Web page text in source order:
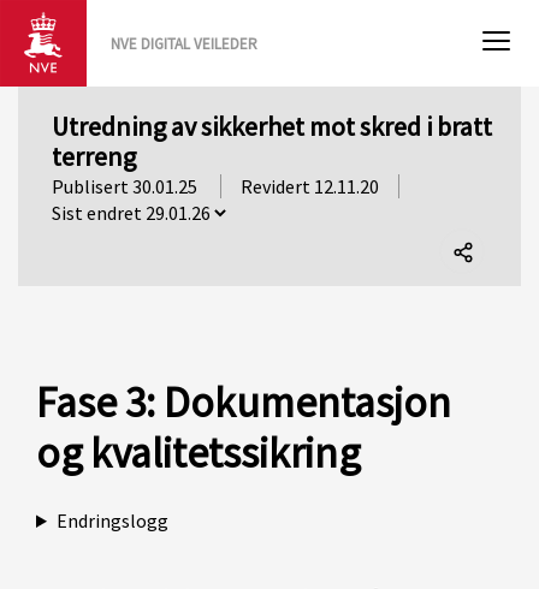
NVE DIGITAL VEILEDER
Utredning av sikkerhet mot skred i bratt
terreng
Publisert 30.01.25 Revidert 12.11.20
Fase 3: Dokumentasjon
og kvalitetssikring
Endringslogg